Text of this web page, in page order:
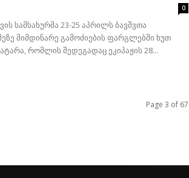
0
სამსახურმა 23-25 აპრილს ბავშვთა
მიმდინარე გამოძიების ფარგლებში ხუთ
რომლის შედეგადაც ეკიპაჟის 28...
Page 3 of 67